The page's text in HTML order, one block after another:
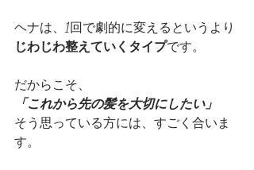
ヘナは、1回で劇的に変えるというより
じわじわ整えていくタイプです。
だからこそ、
「これから先の髪を大切にしたい」
そう思っている方には、すごく合いま
す。